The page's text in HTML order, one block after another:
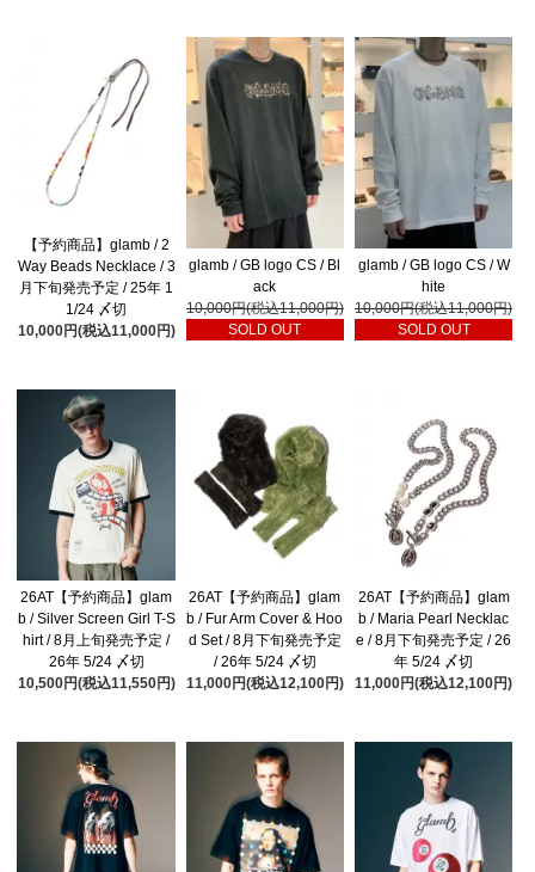
【予約商品】glamb / 2
Way Beads Necklace / 3
月下旬発売予定 / 25年 1
1/24 〆切
10,000円(税込11,000円)
glamb / GB logo CS / Bl
ack
10,000円(税込11,000円)
SOLD OUT
glamb / GB logo CS / W
hite
10,000円(税込11,000円)
SOLD OUT
26AT【予約商品】glam
b / Silver Screen Girl T-S
hirt / 8月上旬発売予定 /
26年 5/24 〆切
10,500円(税込11,550円)
26AT【予約商品】glam
b / Fur Arm Cover & Hoo
d Set / 8月下旬発売予定
/ 26年 5/24 〆切
11,000円(税込12,100円)
26AT【予約商品】glam
b / Maria Pearl Necklac
e / 8月下旬発売予定 / 26
年 5/24 〆切
11,000円(税込12,100円)